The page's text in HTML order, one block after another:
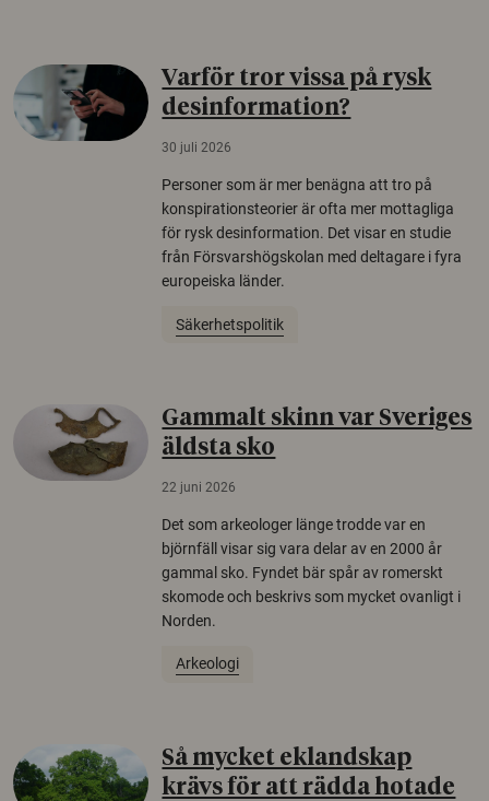
Varför tror vissa på rysk
desinformation?
30 juli 2026
Personer som är mer benägna att tro på
konspirationsteorier är ofta mer mottagliga
för rysk desinformation. Det visar en studie
från Försvarshögskolan med deltagare i fyra
europeiska länder.
Säkerhetspolitik
Gammalt skinn var Sveriges
äldsta sko
22 juni 2026
Det som arkeologer länge trodde var en
björnfäll visar sig vara delar av en 2000 år
gammal sko. Fyndet bär spår av romerskt
skomode och beskrivs som mycket ovanligt i
Norden.
Arkeologi
Så mycket eklandskap
krävs för att rädda hotade